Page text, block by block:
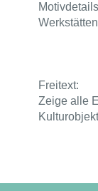
Freitext:
Zeige alle